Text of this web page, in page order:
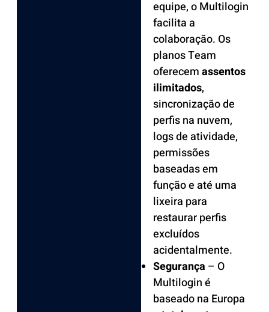
equipe, o Multilogin
facilita a
colaboração. Os
planos Team
oferecemassentos
ilimitados,
sincronização de
perfis na nuvem,
logs de atividade,
permissões
baseadas em
função e até uma
lixeira para
restaurar perfis
excluídos
acidentalmente.
Segurança – O
Multilogin é
baseado na Europa